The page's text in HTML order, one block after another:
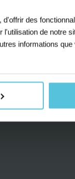
des
de notre
informations